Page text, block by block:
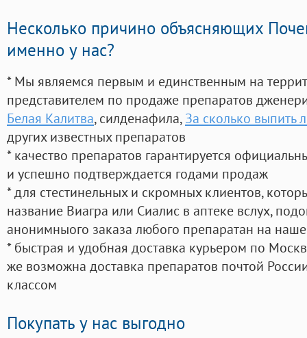
Несколько причино объясняющих
именно у нас?
* Мы являемся первым и единственным на
представителем по продаже препаратов
Белая Калитва, силденафила, За сколько выпить
других известных препаратов
* качество препаратов гарантируется
и успешно подтверждается годами продаж
* для стестинельных и скромных клиентов,
название Виагра или Сиалис в аптеке вслух,
анонимныого заказа любого препаратан на
* быстрая и удобная доставка курьером по
же возможна доставка препаратов почтой
классом
Покупать у нас выгодно